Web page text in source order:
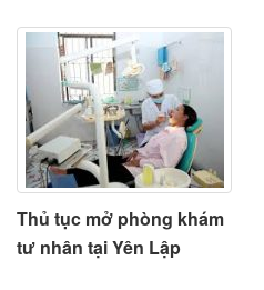
Thủ tục mở phòng khám
tư nhân tại Yên Lập